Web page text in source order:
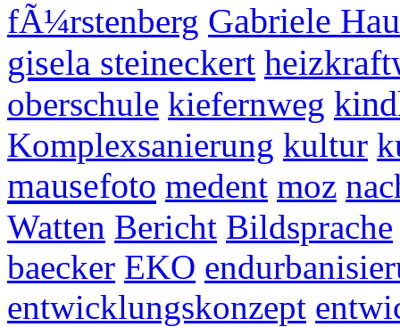
fÃ¼rstenberg Gabriele
gisela steineckert
oberschule kiefernweg
Komplexsanierung kultur
mausefoto medent moz
Watten Bericht Bildsprache
baecker EKO
entwicklungskonzept